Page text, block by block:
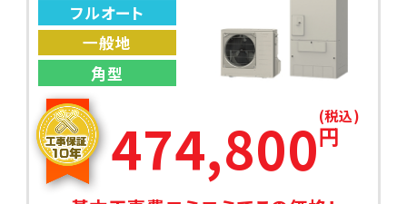
フルオート
一般地
角型
474,800円
(税込)